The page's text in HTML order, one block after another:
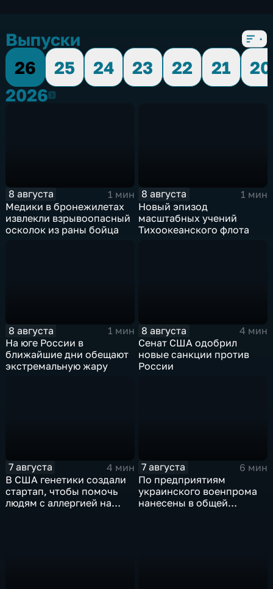
Выпуски
26
25 24 23 22 21
20
20262026
8 августа
1 мин
Медики в бронежилетах
извлекли взрывоопасный
осколок из раны бойца
8 августа
1 мин
Новый эпизод
масштабных учений
Тихоокеанского флота
8 августа
1 мин
На юге России в
ближайшие дни обещают
экстремальную жару
8 августа
4 мин
Сенат США одобрил
новые санкции против
России
7 августа
4 мин
В США генетики создали
стартап, чтобы помочь
людям с аллергией на
7 августа
6 мин
По предприятиям
украинского военпрома
нанесены в общей